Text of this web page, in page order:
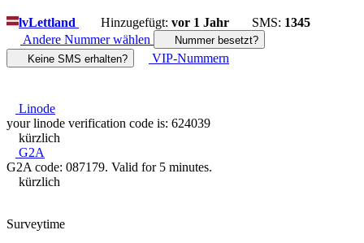
lvLettland Hinzugefügt: vor 1 Jahr SMS: 1345
Andere Nummer wählen
Nummer besetzt?
Keine SMS erhalten?
VIP-Nummern
Linode
your linode verification code is: 624039
kürzlich
G2A
G2A code: 087179. Valid for 5 minutes.
kürzlich
Surveytime